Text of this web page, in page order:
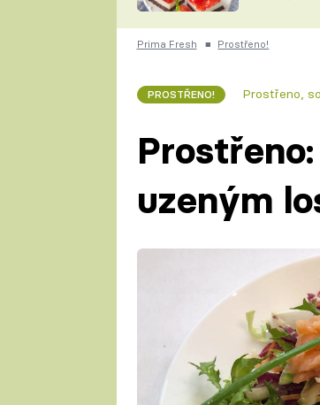
Prima Fresh ■ Prostřeno!
PROSTŘENO! Prostřeno,
uzeným